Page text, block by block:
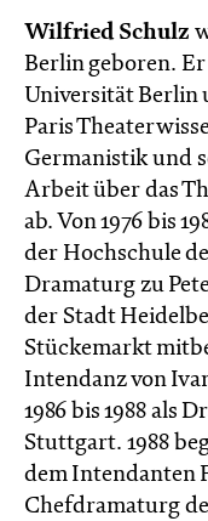
Wilfried Schulz
Berlin geboren.
Universität Berlin
Paris
Germanistik und
Arbeit über das
ab. Von 1976 bis
der Hochschule
Dramaturg zu
der Stadt
Stückemarkt
Intendanz von
1986 bis 1988 als
Stuttgart. 1988
dem Intendanten
Chefdramaturg